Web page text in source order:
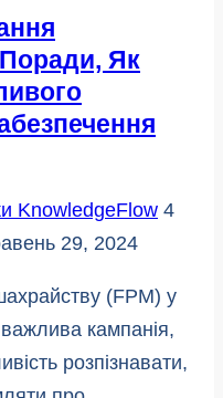
Як
KnowledgeFlow 4
29, 2024
(FPM) у
кампанія,
розпізнавати,